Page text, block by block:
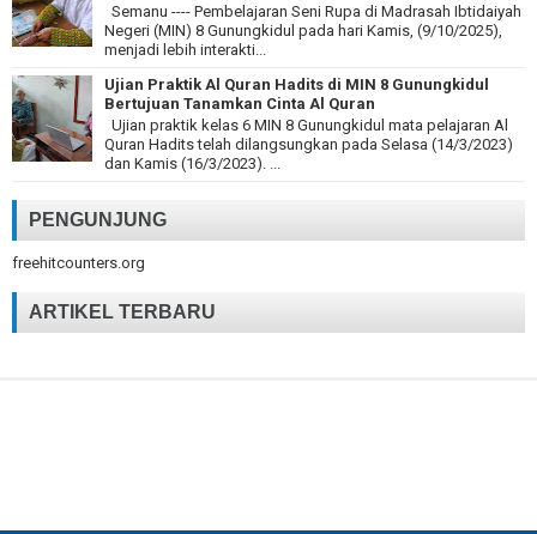
Semanu ---- Pembelajaran Seni Rupa di Madrasah Ibtidaiyah
Negeri (MIN) 8 Gunungkidul pada hari Kamis, (9/10/2025),
menjadi lebih interakti...
Ujian Praktik Al Quran Hadits di MIN 8 Gunungkidul
Bertujuan Tanamkan Cinta Al Quran
Ujian praktik kelas 6 MIN 8 Gunungkidul mata pelajaran Al
Quran Hadits telah dilangsungkan pada Selasa (14/3/2023)
dan Kamis (16/3/2023). ...
PENGUNJUNG
freehitcounters.org
ARTIKEL TERBARU